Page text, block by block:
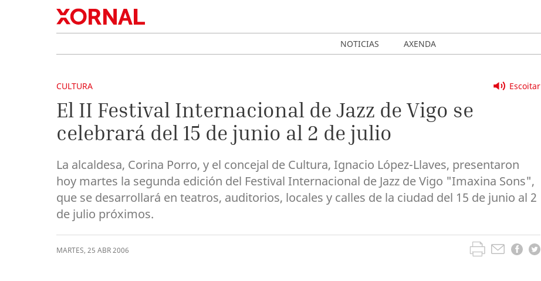
NOTICIAS AXENDA
Escoitar
CULTURA
El II Festival Internacional de Jazz de Vigo se
celebrará del 15 de junio al 2 de julio
La alcaldesa, Corina Porro, y el concejal de Cultura, Ignacio López-Llaves, presentaron
hoy martes la segunda edición del Festival Internacional de Jazz de Vigo "Imaxina Sons",
que se desarrollará en teatros, auditorios, locales y calles de la ciudad del 15 de junio al 2
de julio próximos.
MARTES, 25 ABR2006